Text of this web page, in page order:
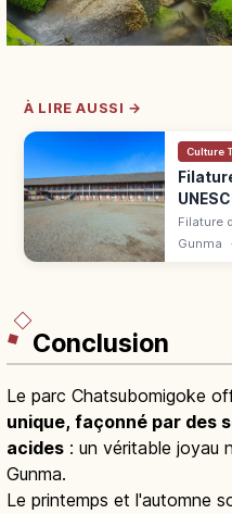
À LIRE AUSSI →
Culture
Filature
Gunma
Conclusion
Le parc Chatsubomigoke
unique, façonné par des
acides : un véritable joyau
Gunma.
Le printemps et l'automne